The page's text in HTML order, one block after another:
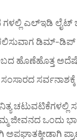
ಗಳಲ್ಲಿ ಎಲ್ಇಡಿ ಲೈಟ್
ಚಲಿಸುವಾಗ ಡಿಮ್-
ಹೊಣೆಹೊತ್ತ
ಚಟುವಟಿಕೆಗಳಲ್ಲಿ
ಜೀವನದ ಒಂದು
ಅಪಘಾತಕ್ಕೀಡಾಗಿ